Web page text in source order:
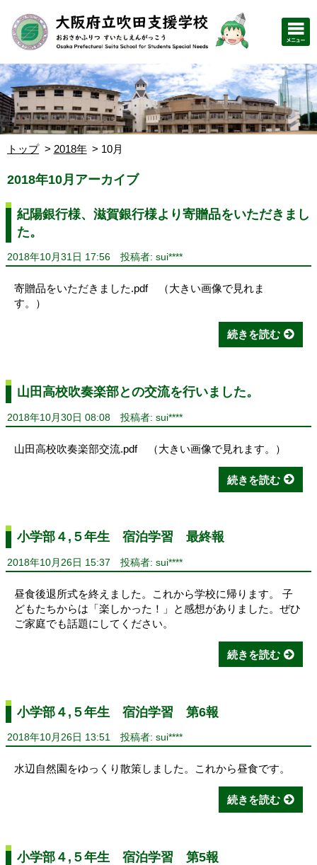
トップ 2018年 10月
2018年10月アーカイブ
紀陽銀行様、滋賀銀行様より寄贈品をいただきまし
た。
2018年10月31日 17:56 投稿者: sui****
寄贈品をいただきました.pdf （大きい画像で見れま
す。）
続きを読む
山田高校吹奏楽部との交流を行いました。
2018年10月30日 08:08 投稿者: sui****
山田高校吹奏楽部交流.pdf （大きい画像で見れます。）
続きを読む
小学部４,５年生 宿泊学習 最終報
2018年10月26日 15:37 投稿者: sui****
昼食後退所式を終えました。これから学校に帰ります。 子
どもたちからは「楽しかった！」と感想がありました。ぜひ
ご家庭でも話題にしてください。
続きを読む
小学部４,５年生 宿泊学習 第6報
2018年10月26日 13:51 投稿者: sui****
水辺自然園をゆっくり散策しました。これから昼食です。
続きを読む
小学部４,５年生 宿泊学習 第5報